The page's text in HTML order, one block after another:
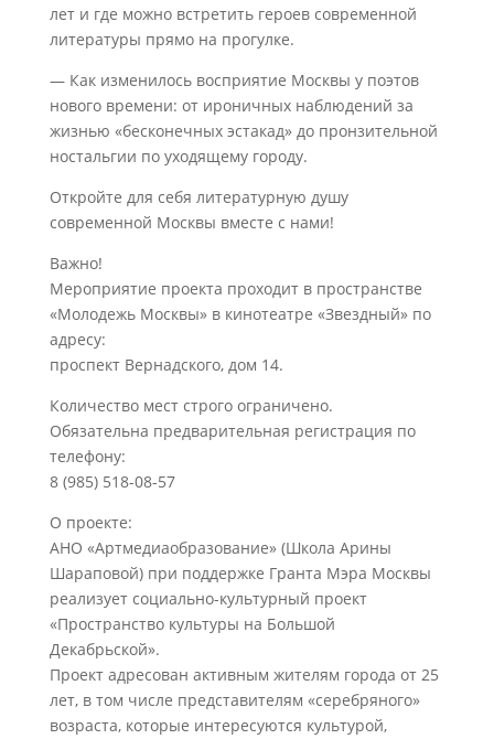
лет и где можно встретить героев современной
литературы прямо на прогулке.
— Как изменилось восприятие Москвы у поэтов
нового времени: от ироничных наблюдений за
жизнью «бесконечных эстакад» до пронзительной
ностальгии по уходящему городу.
Откройте для себя литературную душу
современной Москвы вместе с нами!
Важно!
Мероприятие проекта проходит в пространстве
«Молодежь Москвы» в кинотеатре «Звездный» по
адресу:
проспект Вернадского, дом 14.
Количество мест строго ограничено.
Обязательна предварительная регистрация по
телефону:
8 (985) 518-08-57
О проекте:
АНО «Артмедиаобразование» (Школа Арины
Шараповой) при поддержке Гранта Мэра Москвы
реализует социально-культурный проект
«Пространство культуры на Большой
Декабрьской».
Проект адресован активным жителям города от 25
лет, в том числе представителям «серебряного»
возраста, которые интересуются культурой,